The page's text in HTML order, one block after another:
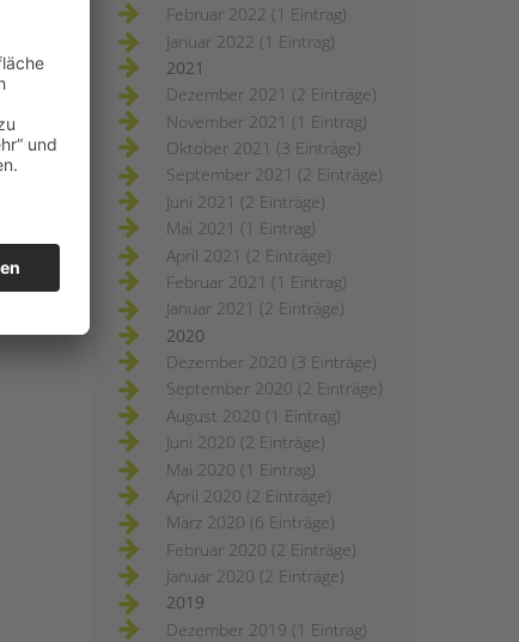
Februar 2022 (1 Eintrag)
Januar 2022 (1 Eintrag)
2021
Dezember 2021 (2 Einträge)
November 2021 (1 Eintrag)
Oktober 2021 (3 Einträge)
September 2021 (2 Einträge)
Juni 2021 (2 Einträge)
Mai 2021 (1 Eintrag)
April 2021 (2 Einträge)
Februar 2021 (1 Eintrag)
Januar 2021 (2 Einträge)
2020
Dezember 2020 (3 Einträge)
September 2020 (2 Einträge)
August 2020 (1 Eintrag)
Juni 2020 (2 Einträge)
Mai 2020 (1 Eintrag)
April 2020 (2 Einträge)
März 2020 (6 Einträge)
Februar 2020 (2 Einträge)
Januar 2020 (2 Einträge)
2019
Dezember 2019 (1 Eintrag)